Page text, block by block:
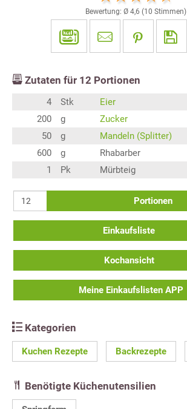
Bewertung: Ø 4,6 (10 Stimmen)
Zutaten für 12 Portionen
4 Stk
Eier
200
g
Zucker
50
g
Mandeln (Splitter)
600
g
Rhabarber
1
Pk Mürbteig
Portionen
Einkaufsliste
Kochansicht
Meine Einkaufslisten APP
Kategorien
Kuchen Rezepte Backrezepte
Benötigte Küchenutensilien